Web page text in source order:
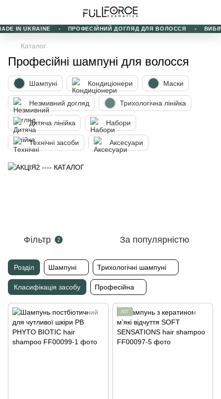
IN UKRAINE ПРОФЕСІЙНИЙ ДОГЛЯД ДЛЯ ВОЛОССЯ ВИБІР
Каталог
Професійні шампуні для волосся
Шампуні Кондиціонери Маски
Незмивний догляд Трихологічна лінійка
Дитяча лінійка Набори
Технічні засоби Аксесуари
Фільтр 2 За популярністю
Розділ Шампуні Трихологічні шампуні
Класифікація засобу Професійна
ХІТ